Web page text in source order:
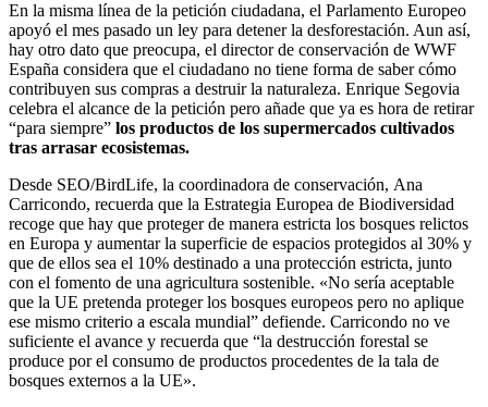
En la misma línea de la petición ciudadana, el Parlamento Europeo
apoyó el mes pasado un ley para detener la desforestación. Aun así,
hay otro dato que preocupa, el director de conservación de WWF
España considera que el ciudadano no tiene forma de saber cómo
contribuyen sus compras a destruir la naturaleza. Enrique Segovia
celebra el alcance de la petición pero añade que ya es hora de retirar
“para siempre” los productos de los supermercados cultivados
tras arrasar ecosistemas.
Desde SEO/BirdLife, la coordinadora de conservación, Ana
Carricondo, recuerda que la Estrategia Europea de Biodiversidad
recoge que hay que proteger de manera estricta los bosques relictos
en Europa y aumentar la superficie de espacios protegidos al 30% y
que de ellos sea el 10% destinado a una protección estricta, junto
con el fomento de una agricultura sostenible. «No sería aceptable
que la UE pretenda proteger los bosques europeos pero no aplique
ese mismo criterio a escala mundial” defiende. Carricondo no ve
suficiente el avance y recuerda que “la destrucción forestal se
produce por el consumo de productos procedentes de la tala de
bosques externos a la UE».